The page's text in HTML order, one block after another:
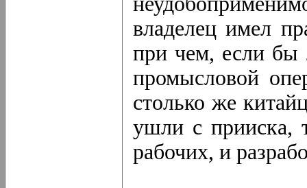
владелец имел
при чем, если бы
промысловой
столько же
ушли с прииска,
рабочих, и